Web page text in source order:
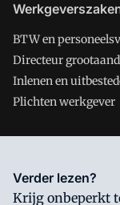
BTW en
Directeur
Inlenen en
Plichten werkgever
Salarisnet is
waar VMN media
Verder lezen?
Krijg onbeperkt